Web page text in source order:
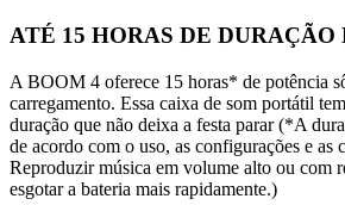
ATÉ 15 HORAS DE
A BOOM 4 oferece 15 horas* de potência
carregamento. Essa caixa de som portátil
duração que não deixa a festa parar (*A
de acordo com o uso, as configurações e as
Reproduzir música em volume alto ou com
esgotar a bateria mais rapidamente.)